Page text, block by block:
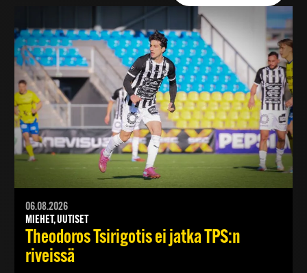
06.08.2026
MIEHET, UUTISET
Theodoros Tsirigotis ei jatka TPS:n
riveissä